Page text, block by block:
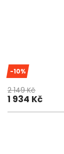
-10%
2 149 Kč
1 934 Kč